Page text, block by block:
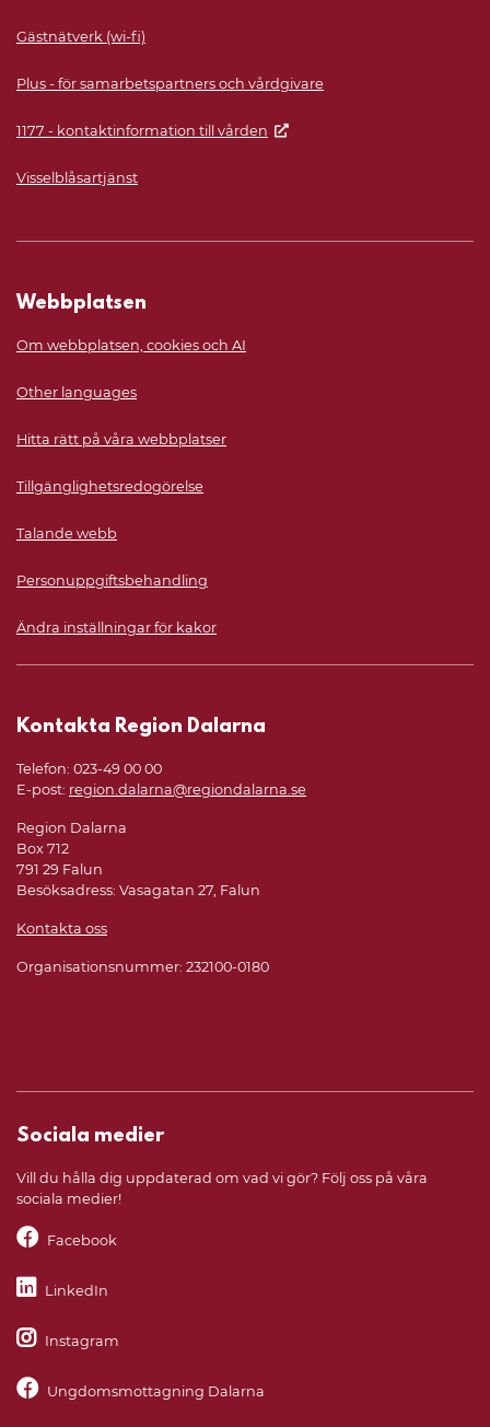
Gästnätverk (wi-fi)
Plus - för samarbetspartners och vårdgivare
1177 - kontaktinformation till vården
Visselblåsartjänst
Webbplatsen
Om webbplatsen, cookies och AI
Other languages
Hitta rätt på våra webbplatser
Tillgänglighetsredogörelse
Talande webb
Personuppgiftsbehandling
Ändra inställningar för kakor
Kontakta Region Dalarna
Telefon: 023-49 00 00
E-post: region.dalarna@regiondalarna.se
Region Dalarna
Box 712
791 29 Falun
Besöksadress: Vasagatan 27, Falun
Kontakta oss
Organisationsnummer: 232100-0180
Sociala medier
Vill du hålla dig uppdaterad om vad vi gör? Följ oss på våra
sociala medier!
Facebook
LinkedIn
Instagram
Ungdomsmottagning Dalarna